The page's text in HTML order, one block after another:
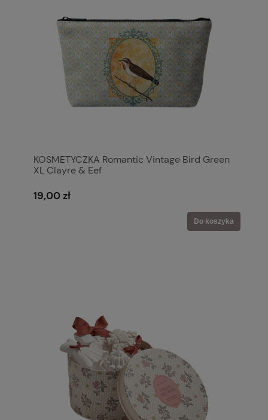
KOSMETYCZKA Romantic Vintage Bird Green
XL Clayre & Eef
19,00 zł
Do koszyka